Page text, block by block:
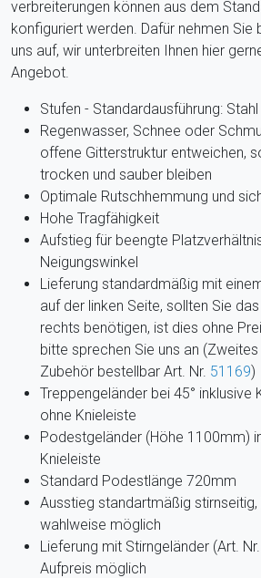
verbreiterungen können aus dem
konfiguriert werden. Dafür nehmen Sie
uns auf, wir unterbreiten Ihnen hier
Angebot.
Stufen - Standardausführung:
Regenwasser, Schnee oder
offene Gitterstruktur entweichen,
trocken und sauber bleiben
Optimale Rutschhemmung und
Hohe Tragfähigkeit
Aufstieg für beengte
Neigungswinkel
Lieferung standardmäßig mit
auf der linken Seite, sollten Sie
rechts benötigen, ist dies ohne
bitte sprechen Sie uns an
Zubehör bestellbar Art. Nr. 51169)
Treppengeländer bei 45° inklusive
ohne Knieleiste
Podestgeländer (Höhe 1100mm)
Knieleiste
Standard Podestlänge 720mm
Ausstieg standartmäßig
wahlweise möglich
Lieferung mit Stirngeländer (Art. Nr.
Aufpreis möglich